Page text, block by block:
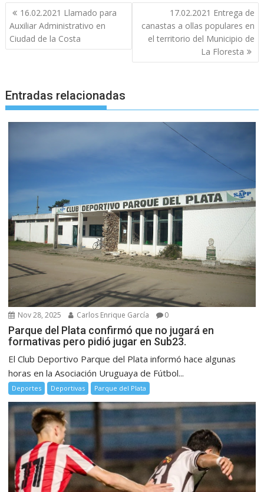
Navegación
de
entradas
16.02.2021 Llamado para
Auxiliar Administrativo en
Ciudad de la Costa
17.02.2021 Entrega de
canastas a ollas populares en
el territorio del Municipio de
La Floresta
Entradas relacionadas
Nov 28, 2025 Carlos Enrique García 0
Parque del Plata confirmó que no jugará en
formativas pero pidió jugar en Sub23.
El Club Deportivo Parque del Plata informó hace algunas
horas en la Asociación Uruguaya de Fútbol...
Deportes Deportivas Parque del Plata